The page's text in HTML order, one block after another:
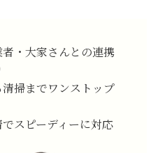
・大家さんとの連携
掃までワンストップ
スピーディーに対応